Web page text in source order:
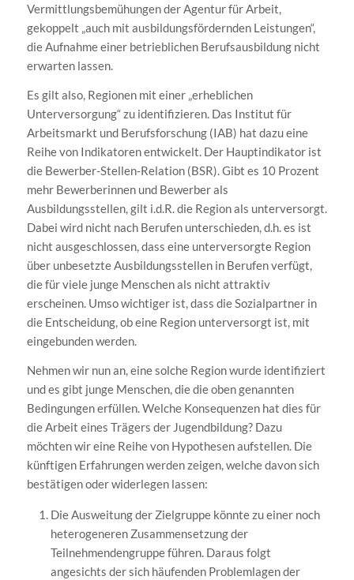
Vermittlungsbemühungen der Agentur für Arbeit,
gekoppelt „auch mit ausbildungsfördernden Leistungen“,
die Aufnahme einer betrieblichen Berufsausbildung nicht
erwarten lassen.
Es gilt also, Regionen mit einer „erheblichen
Unterversorgung“ zu identifizieren. Das Institut für
Arbeitsmarkt und Berufsforschung (IAB) hat dazu eine
Reihe von Indikatoren entwickelt. Der Hauptindikator ist
die Bewerber-Stellen-Relation (BSR). Gibt es 10 Prozent
mehr Bewerberinnen und Bewerber als
Ausbildungsstellen, gilt i.d.R. die Region als unterversorgt.
Dabei wird nicht nach Berufen unterschieden, d.h. es ist
nicht ausgeschlossen, dass eine unterversorgte Region
über unbesetzte Ausbildungsstellen in Berufen verfügt,
die für viele junge Menschen als nicht attraktiv
erscheinen. Umso wichtiger ist, dass die Sozialpartner in
die Entscheidung, ob eine Region unterversorgt ist, mit
eingebunden werden.
Nehmen wir nun an, eine solche Region wurde identifiziert
und es gibt junge Menschen, die die oben genannten
Bedingungen erfüllen. Welche Konsequenzen hat dies für
die Arbeit eines Trägers der Jugendbildung? Dazu
möchten wir eine Reihe von Hypothesen aufstellen. Die
künftigen Erfahrungen werden zeigen, welche davon sich
bestätigen oder widerlegen lassen:
Die Ausweitung der Zielgruppe könnte zu einer noch
heterogeneren Zusammensetzung der
Teilnehmendengruppe führen. Daraus folgt
angesichts der sich häufenden Problemlagen der